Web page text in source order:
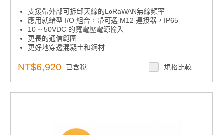
支援帶外部可拆卸天線的LoRaWAN無線頻率
應用就緒型 I/O 組合，帶可選 M12 連接器，IP65
10 ~ 50VDC 的寬電壓電源輸入
更長的通信範圍
更好地穿透混凝土和鋼材
NT$6,920 已含稅 規格比較